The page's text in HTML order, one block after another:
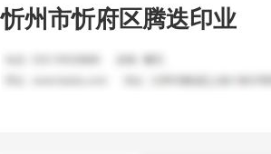
忻州市忻府区腾迭印业